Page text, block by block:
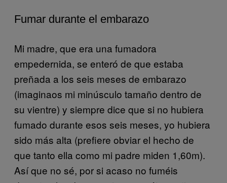
Fumar durante el embarazo
Mi madre, que era una fumadora
empedernida, se enteró de que estaba
preñada a los seis meses de embarazo
(imaginaos mi minúsculo tamaño dentro de
su vientre) y siempre dice que si no hubiera
fumado durante esos seis meses, yo hubiera
sido más alta (prefiere obviar el hecho de
que tanto ella como mi padre miden 1,60m).
Así que no sé, por si acaso no fuméis